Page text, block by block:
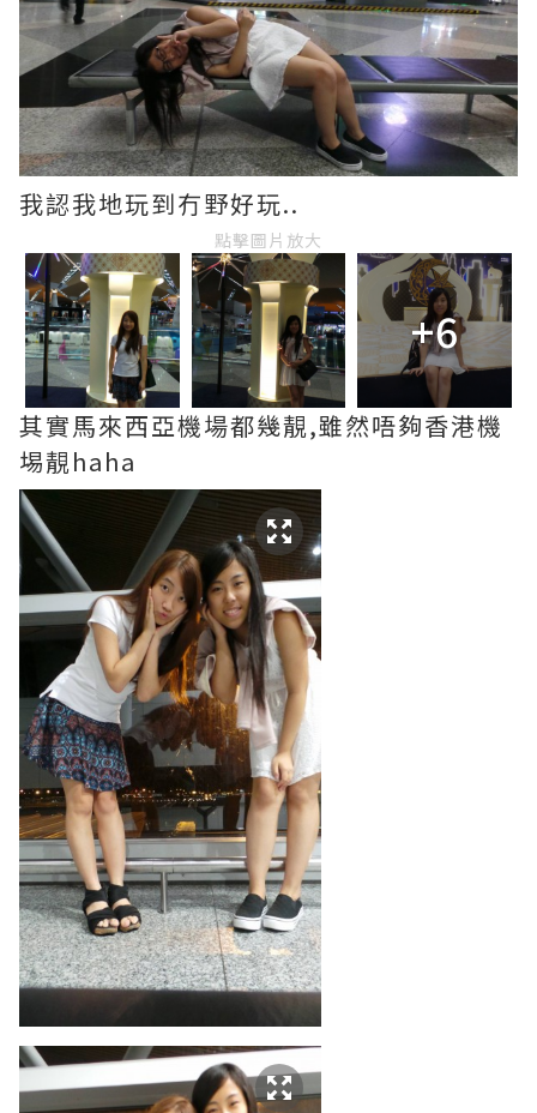
我認我地玩到冇野好玩..
點擊圖片放大
+6
其實馬來西亞機場都幾靚,雖然唔夠香港機
埸靚haha